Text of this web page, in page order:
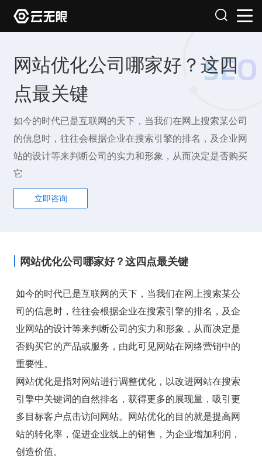
网站优化公司哪家好？这四
点最关键
如今的时代已是互联网的天下，当我们在网上搜索某公司
的信息时，往往会根据企业在搜索引擎的排名，及企业网
站的设计等来判断公司的实力和形象，从而决定是否购买
它
立即咨询
网站优化公司哪家好？这四点最关键
如今的时代已是互联网的天下，当我们在网上搜索某公
司的信息时，往往会根据企业在搜索引擎的排名，及企
业网站的设计等来判断公司的实力和形象，从而决定是
否购买它的产品或服务，由此可见网站在网络营销中的
重要性。
网站优化是指对网站进行调整优化，以改进网站在搜索
引擎中关键词的自然排名，获得更多的展现量，吸引更
多目标客户点击访问网站。网站优化的目的就是提高网
站的转化率，促进企业线上的销售，为企业增加利润，
创造价值。